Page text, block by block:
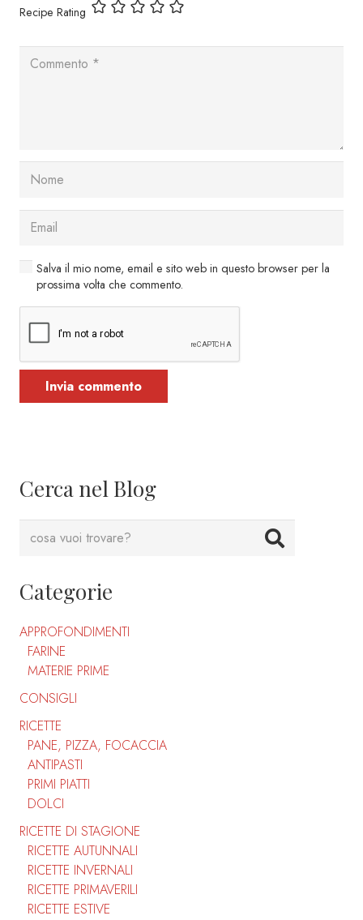
Cerca nel Blog
Categorie
APPROFONDIMENTI
FARINE
MATERIE PRIME
CONSIGLI
RICETTE
PANE, PIZZA, FOCACCIA
ANTIPASTI
PRIMI PIATTI
DOLCI
RICETTE DI STAGIONE
RICETTE AUTUNNALI
RICETTE INVERNALI
RICETTE PRIMAVERILI
RICETTE ESTIVE
Recipe Rating
Salva il mio nome, email e sito web in questo browser per la
prossima volta che commento.
Invia commento